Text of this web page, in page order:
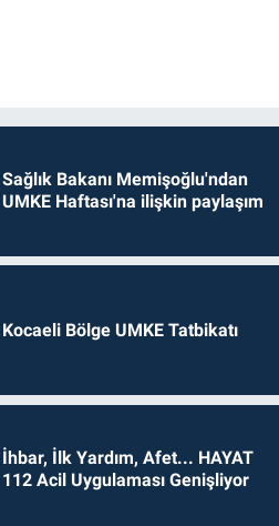
Sağlık Bakanı Memişoğlu'ndan
UMKE Haftası'na ilişkin paylaşım
Kocaeli Bölge UMKE Tatbikatı
İhbar, İlk Yardım, Afet... HAYAT
112 Acil Uygulaması Genişliyor